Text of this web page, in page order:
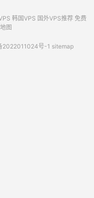
韩国VPS 国外VPS推荐 免费
图
2022011024号-1 sitemap